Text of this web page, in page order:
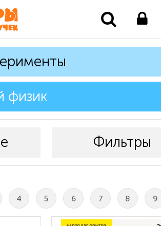
физик
Фильтры
4 5 6 7 8 9